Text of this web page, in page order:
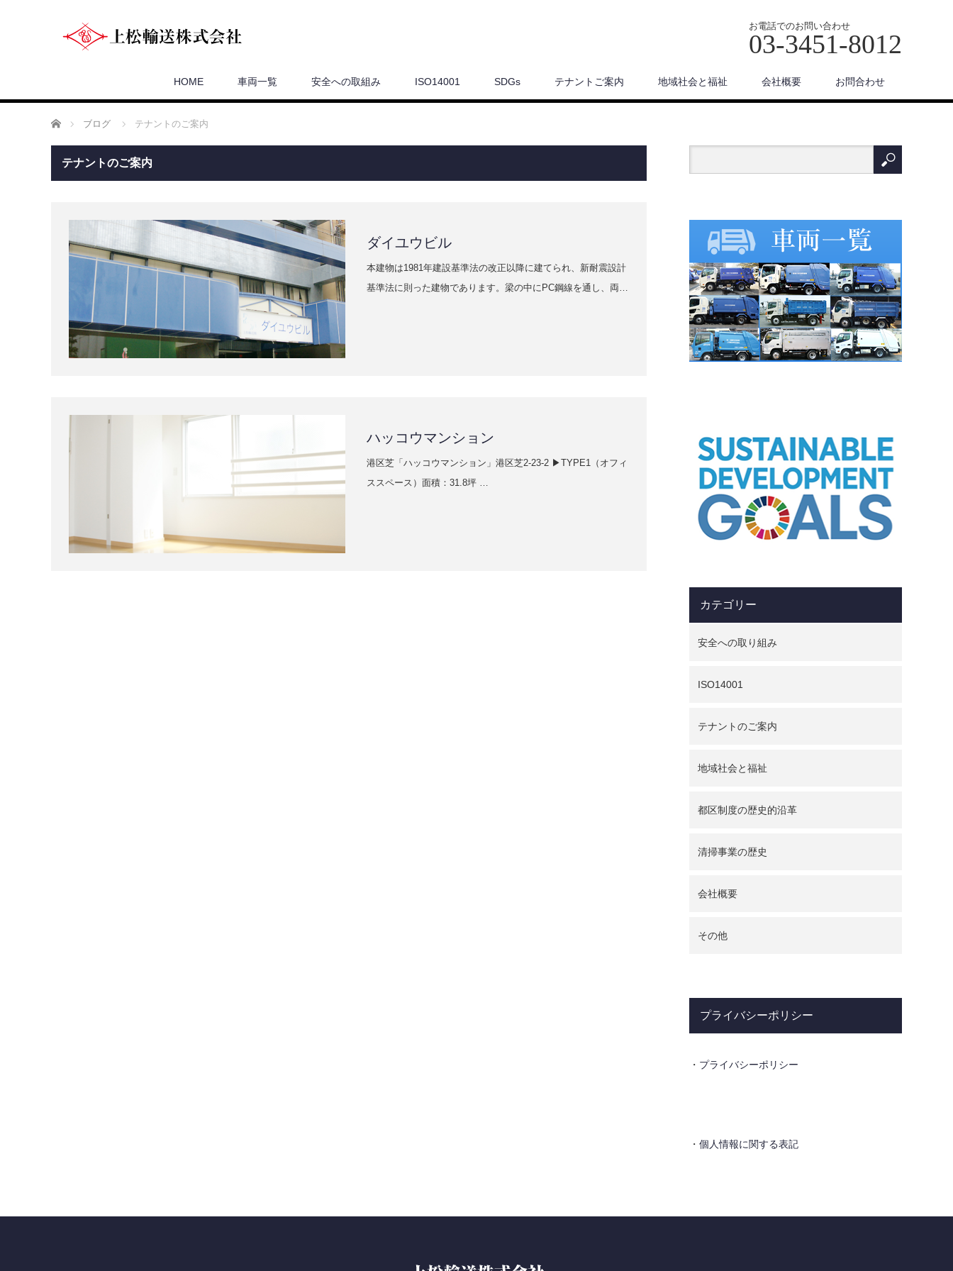
お電話でのお問い合わせ
03-3451-8012
HOME 車両一覧 安全への取組み ISO14001 SDGs テナントご案内 地域社会と福祉 会社概要 お問合わせ
ホーム ブログ テナントのご案内
テナントのご案内
ダイユウビル
本建物は1981年建設基準法の改正以降に建てられ、新耐震設計
基準法に則った建物であります。梁の中にPC鋼線を通し、両…
ハッコウマンション
港区芝「ハッコウマンション」港区芝2-23-2 ▶TYPE1（オフィ
ススペース）面積：31.8坪 …
カテゴリー
安全への取り組み
ISO14001
テナントのご案内
地域社会と福祉
都区制度の歴史的沿革
清掃事業の歴史
会社概要
その他
プライバシーポリシー
・ プライバシーポリシー
・ 個人情報に関する表記